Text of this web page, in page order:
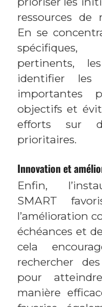
ressources de
En se
pertinents,
identifier les
importantes
objectifs et
efforts sur
prioritaires.
Innovation et
Enfin,
SMART
l’amélioration
échéances et
cela
rechercher
pour
manière